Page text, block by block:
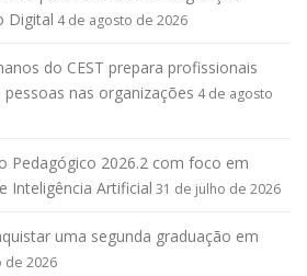
Digital 4 de agosto de 2026
do CEST prepara profissionais
nas organizações 4 de agosto
Pedagógico 2026.2 com foco em
Inteligência Artificial 31 de julho de 2026
uma segunda graduação em
de 2026